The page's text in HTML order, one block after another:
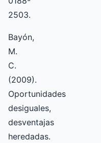
2503.
Bayón,
M.
C.
(2009).
Oportunidades
desiguales,
desventajas
heredadas.